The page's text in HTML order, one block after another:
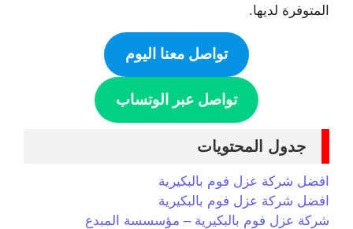
المتوفرة لديها.
تواصل معنا اليوم
تواصل عبر الوتساب
جدول المحتويات
افضل شركة عزل فوم بالبكيرية
افضل شركة عزل فوم بالبكيرية
شركة عزل فوم بالبكيرية – مؤسسسة المبدع